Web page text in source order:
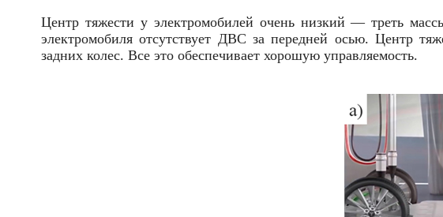
Центр тяжести у электромобилей очень низкий — треть
электромобиля отсутствует ДВС за передней осью. Центр
задних колес. Все это обеспечивает хорошую управляемость.